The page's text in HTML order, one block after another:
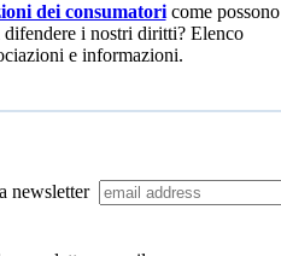
dei consumatoricome possono
difendere i nostri diritti? Elenco
e informazioni.
newsletter